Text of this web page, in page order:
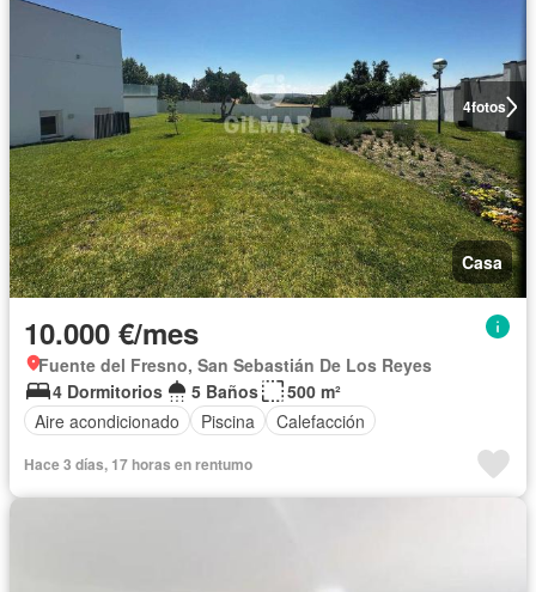
4fotos
Casa
10.000 €/mes
Fuente del Fresno, San Sebastián De Los Reyes
4 Dormitorios
5 Baños
500 m²
Aire acondicionado
Piscina Calefacción
Hace 3 días, 17 horas en rentumo